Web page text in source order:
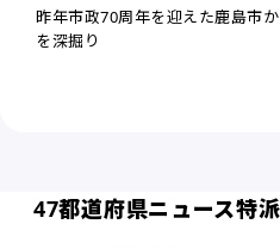
昨年市政70周年を迎えた鹿島市
を深掘り
47都道府県ニュース特